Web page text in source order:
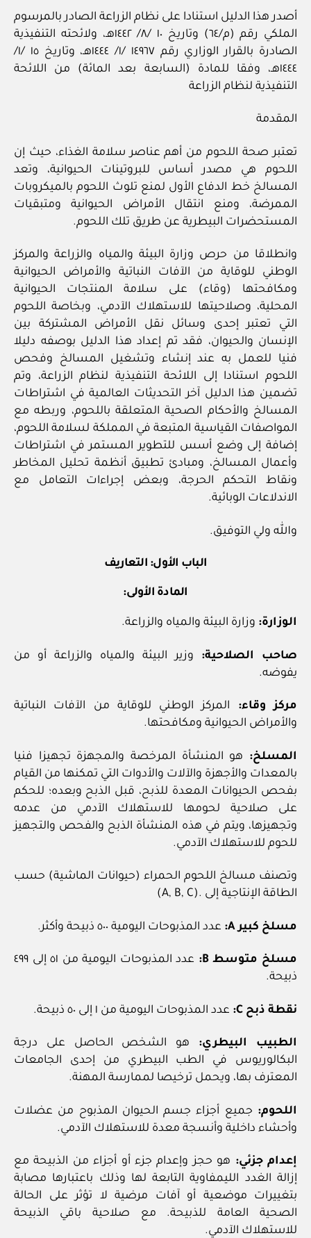
أصدر هذا الدليل استنادا على نظام الزراعة الصادر بالمرسوم
الملكي رقم (م/٦٤) وتاريخ ١٠ /٨/ ١٤٤٢هـ، ولائحته التنفيذية
الصادرة بالقرار الوزاري رقم ١٤٩٦٧ /١/ ١٤٤٤هـ، وتاريخ ١٥ /١/
١٤٤٤هـ، وفقا للمادة (السابعة بعد المائة) من اللائحة
التنفيذية لنظام الزراعة
المقدمة
تعتبر صحة اللحوم من أهم عناصر سلامة الغذاء، حيث إن
اللحوم هي مصدر أساس للبروتينات الحيوانية، وتعد
المسالخ خط الدفاع الأول لمنع تلوث اللحوم بالميكروبات
الممرضة، ومنع انتقال الأمراض الحيوانية ومتبقيات
المستحضرات البيطرية عن طريق تلك اللحوم.
وانطلاقا من حرص وزارة البيئة والمياه والزراعة والمركز
الوطني للوقاية من الآفات النباتية والأمراض الحيوانية
ومكافحتها (وقاء) على سلامة المنتجات الحيوانية
المحلية، وصلاحيتها للاستهلاك الآدمي، وبخاصة اللحوم
التي تعتبر إحدى وسائل نقل الأمراض المشتركة بين
الإنسان والحيوان، فقد تم إعداد هذا الدليل بوصفه دليلا
فنيا للعمل به عند إنشاء وتشغيل المسالخ وفحص
اللحوم استنادا إلى اللائحة التنفيذية لنظام الزراعة، وتم
تضمين هذا الدليل آخر التحديثات العالمية في اشتراطات
المسالخ والأحكام الصحية المتعلقة باللحوم، وربطه مع
المواصفات القياسية المتبعة في المملكة لسلامة اللحوم،
إضافة إلى وضع أسس للتطوير المستمر في اشتراطات
وأعمال المسالخ، ومبادئ تطبيق أنظمة تحليل المخاطر
ونقاط التحكم الحرجة، وبعض إجراءات التعامل مع
الاندلاعات الوبائية.
والله ولي التوفيق.
الباب الأول: التعاريف
المادة الأولى:
الوزارة: وزارة البيئة والمياه والزراعة.
صاحب الصلاحية: وزير البيئة والمياه والزراعة أو من
يفوضه.
مركز وقاء: المركز الوطني للوقاية من الآفات النباتية
والأمراض الحيوانية ومكافحتها.
المسلخ: هو المنشأة المرخصة والمجهزة تجهيزا فنيا
بالمعدات والأجهزة والآلات والأدوات التي تمكنها من القيام
بفحص الحيوانات المعدة للذبح، قبل الذبح وبعده؛ للحكم
على صلاحية لحومها للاستهلاك الآدمي من عدمه
وتجهيزها، ويتم في هذه المنشأة الذبح والفحص والتجهيز
للحوم للاستهلاك الآدمي.
وتصنف مسالخ اللحوم الحمراء (حيوانات الماشية) حسب
الطاقة الإنتاجية إلى .(A, B, C)
مسلخ كبير A: عدد المذبوحات اليومية ٥٠٠ ذبيحة وأكثر.
مسلخ متوسط B:
عدد المذبوحات اليومية من ٥١ إلى ٤٩٩
ذبيحة.
نقطة ذبح C: عدد المذبوحات اليومية من ١ إلى ٥٠ ذبيحة.
الطبيب البيطري: هو الشخص الحاصل على درجة
البكالوريوس في الطب البيطري من إحدى الجامعات
المعترف بها، ويحمل ترخيصا لممارسة المهنة.
اللحوم: جميع أجزاء جسم الحيوان المذبوح من عضلات
وأحشاء داخلية وأنسجة معدة للاستهلاك الآدمي.
إعدام جزئي: هو حجز وإعدام جزء أو أجزاء من الذبيحة مع
إزالة الغدد الليمفاوية التابعة لها وذلك باعتبارها مصابة
بتغييرات موضعية أو آفات مرضية لا تؤثر على الحالة
الصحية العامة للذبيحة. مع صلاحية باقي الذبيحة
للاستهلاك الآدمي.